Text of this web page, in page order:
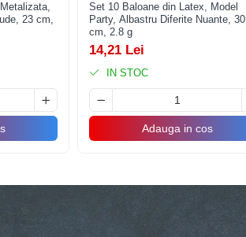
23 cm,
Set 10 Baloane din Latex, Model
Party, Albastru Diferite Nuante, 30
cm, 2.8 g
14,21 Lei
IN STOC
Adauga in cos